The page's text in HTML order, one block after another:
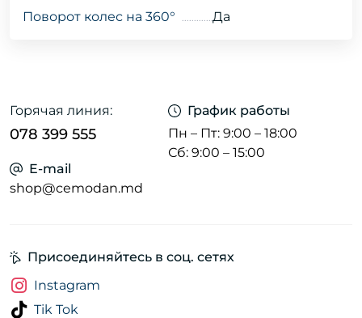
Поворот колес на 360° Да
Горячая линия:
078 399 555
График работы
Пн – Пт: 9:00 – 18:00
Сб: 9:00 – 15:00
E-mail
shop@cemodan.md
Присоединяйтесь в соц. сетях
Instagram
Tik Tok